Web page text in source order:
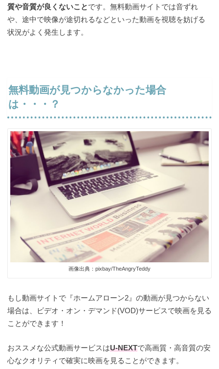
質や音質が良くないことです。無料動画サイトでは音ずれ
や、途中で映像が途切れるなどといった動画を視聴を妨げる
状況がよく発生します。
無料動画が見つからなかった場合
は・・・？
画像出典：pixbay/TheAngryTeddy
もし動画サイトで『ホームアローン2』の動画が見つからない
場合は、ビデオ・オン・デマンド(VOD)サービスで映画を見る
ことができます！
おススメな公式動画サービスはU-NEXTで高画質・高音質の安
心なクオリティで確実に映画を見ることができます。